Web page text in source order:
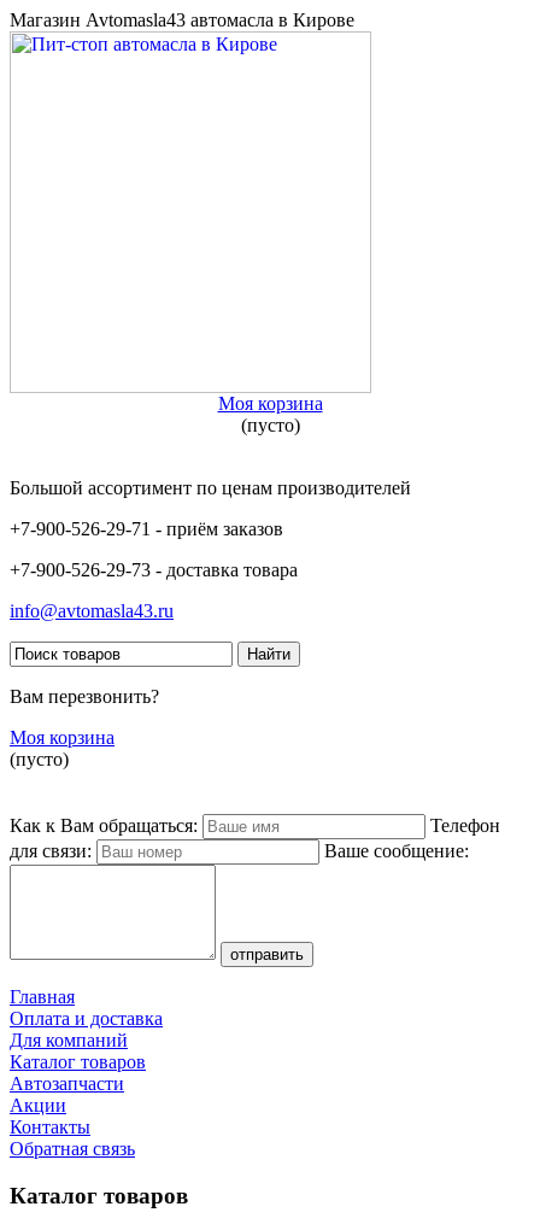
Магазин Avtomasla43 автомасла в Кирове
Моя корзина
(пусто)
Большой ассортимент по ценам производителей
+7-900-526-29-71 - приём заказов
+7-900-526-29-73 - доставка товара
info@avtomasla43.ru
Вам перезвонить?
Моя корзина
(пусто)
Как к Вам обращаться:
Телефон
для связи:
Ваше сообщение:
Главная
Оплата и доставка
Для компаний
Каталог товаров
Автозапчасти
Акции
Контакты
Обратная связь
Каталог товаров